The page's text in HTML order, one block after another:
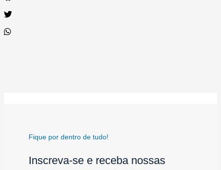
Fique por dentro de tudo!
Inscreva-se e receba nossas